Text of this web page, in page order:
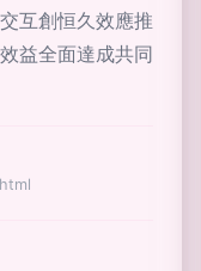
互創恒久效應推
益全面達成共同